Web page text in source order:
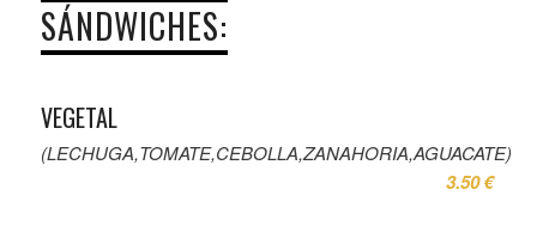
SÁNDWICHES:
VEGETAL
(LECHUGA,TOMATE,CEBOLLA,ZANAHORIA,AGUACATE)
3.50 €